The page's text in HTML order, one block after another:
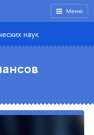
Меню
наук